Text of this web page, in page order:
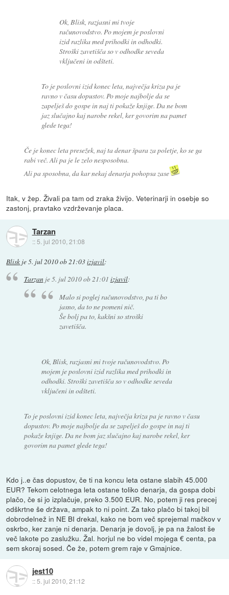
Ok, Blisk, razjasni mi tvoje
računovodstvo. Po mojem je poslovni
izid razlika med prihodki in odhodki.
Stroški zavetišča so v odhodke seveda
vključeni in odšteti.
To je poslovni izid konec leta, največja kriza pa je
ravno v času dopustov. Po moje najbolje da se
zapelješ do gospe in naj ti pokaže knjige. Da ne bom
jaz slučajno kaj narobe rekel, ker govorim na pamet
glede tega!
Če je konec leta presežek, naj ta denar špara za poletje, ko se ga
rabi več. Ali pa je le zelo nesposobna.
Ali pa sposobna, da kar nekaj denarja pohopsa zase
Itak, v žep. Živali pa tam od zraka živijo. Veterinarji in osebje so
zastonj, pravtako vzdrževanje placa.
Tarzan
:: 5. jul 2010, 21:08
Blisk je5. jul 2010 ob 21:03izjavil:
Tarzanje5. jul 2010 ob 21:01 izjavil:
Malo si poglej računovodstvo, pa ti bo
jasno, da to ne pomeni nič.
Še bolj pa to, kakšni so stroški
zavetišča.
Ok, Blisk, razjasni mi tvoje računovodstvo. Po
mojem je poslovni izid razlika med prihodki in
odhodki. Stroški zavetišča so v odhodke seveda
vključeni in odšteti.
To je poslovni izid konec leta, največja kriza pa je ravno v času
dopustov. Po moje najbolje da se zapelješ do gospe in naj ti
pokaže knjige. Da ne bom jaz slučajno kaj narobe rekel, ker
govorim na pamet glede tega!
Kdo j..e čas dopustov, če ti na koncu leta ostane slabih 45.000
EUR? Tekom celotnega leta ostane toliko denarja, da gospa dobi
plačo, če si jo izplačuje, preko 3.500 EUR. No, potem ji res precej
odškrtne še država, ampak to ni point. Za tako plačo bi takoj bil
dobrodelnež in NE BI drekal, kako ne bom več sprejemal mačkov v
oskrbo, ker zanje ni denarja. Denarja je dovolj, je pa na žalost še
več lakote po zaslužku. Žal. horjul ne bo videl mojega € centa, pa
sem skoraj sosed. Če že, potem grem raje v Gmajnice.
jest10
::5. jul 2010, 21:12